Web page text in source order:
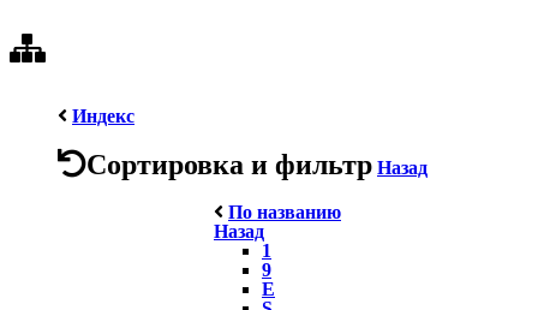
Индекс
Сортировка и фильтр Назад
По названию
Назад
1
9
E